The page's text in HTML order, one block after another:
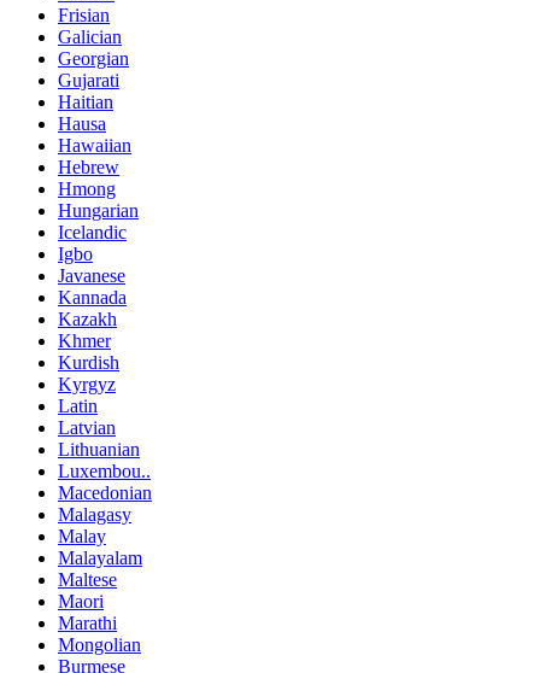
Frisian
Galician
Georgian
Gujarati
Haitian
Hausa
Hawaiian
Hebrew
Hmong
Hungarian
Icelandic
Igbo
Javanese
Kannada
Kazakh
Khmer
Kurdish
Kyrgyz
Latin
Latvian
Lithuanian
Luxembou..
Macedonian
Malagasy
Malay
Malayalam
Maltese
Maori
Marathi
Mongolian
Burmese